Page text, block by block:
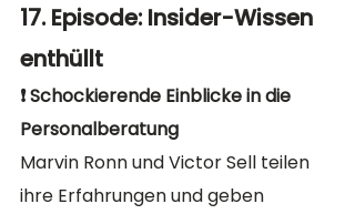
17. Episode: Insider-Wissen
enthüllt
❗️ Schockierende Einblicke in die
Personalberatung
Marvin Ronn und Victor Sell teilen
ihre Erfahrungen und geben